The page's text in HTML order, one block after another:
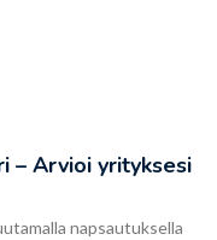
– Arvioi yrityksesi
napsautuksella